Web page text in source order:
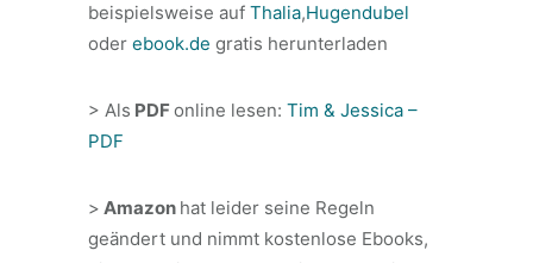
beispielsweise auf Thalia,Hugendubel
oder ebook.de gratis herunterladen
> Als PDFonline lesen: Tim & Jessica –
PDF
> Amazon hat leider seine Regeln
geändert und nimmt kostenlose Ebooks,